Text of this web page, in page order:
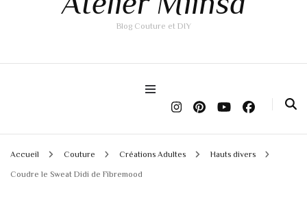
Blog Couture et DIY
Accueil Couture Créations Adultes Hauts divers
Coudre le Sweat Didi de Fibremood